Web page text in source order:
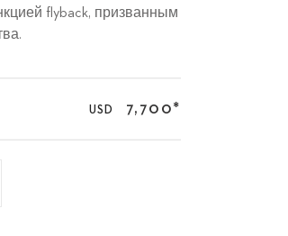
flyback, призванным
USD 7,700*